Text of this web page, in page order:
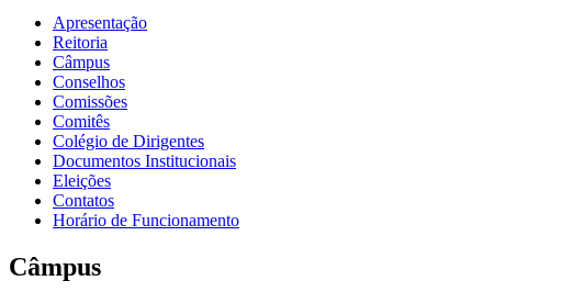
Apresentação
Reitoria
Câmpus
Conselhos
Comissões
Comitês
Colégio de Dirigentes
Documentos Institucionais
Eleições
Contatos
Horário de Funcionamento
Câmpus